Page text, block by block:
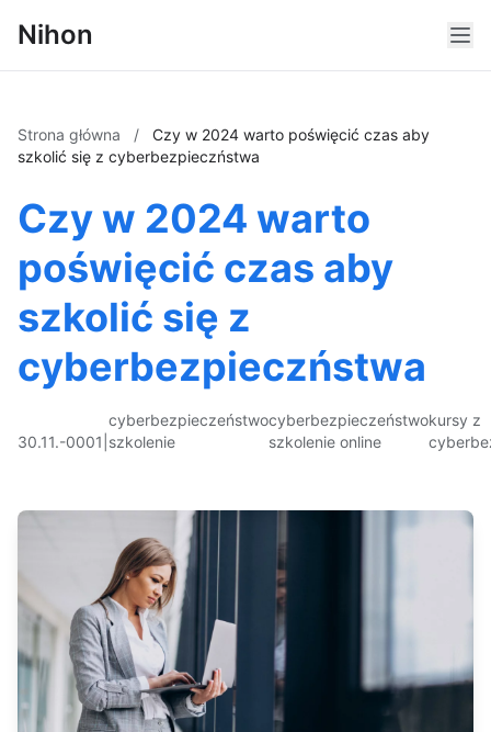
Nihon
Strona główna /
Czy w 2024 warto poświęcić czas aby
szkolić się z cyberbezpieczństwa
Czy w 2024 warto
poświęcić czas aby
szkolić się z
cyberbezpieczństwa
30.11.-0001
cyberbezpieczeństwo
szkolenie
cyberbezpieczeństwo
szkolenie online
kursy z